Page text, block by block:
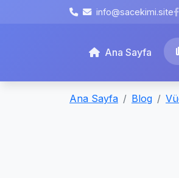
info@sacekimi.site
Ana Sayfa
Ana Sayfa Blog